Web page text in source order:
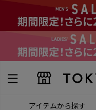
アイテムから探す